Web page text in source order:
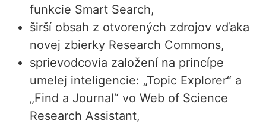
funkcie Smart Search,
širší obsah z otvorených zdrojov vďaka
novej zbierky Research Commons,
sprievodcovia založení na princípe
umelej inteligencie: „Topic Explorer“ a
„Find a Journal“ vo Web of Science
Research Assistant,